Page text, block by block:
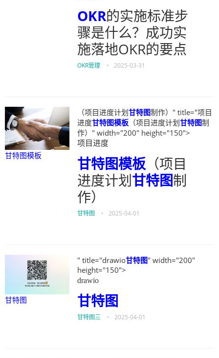
OKR的实施标准步
骤是什么？成功实
施落地OKR的要点
OKR管理 • 2025-03-31
甘特图模板
（项目进度计划甘特图制作）" title="项目
进度甘特图模板 （项目进度计划甘特图制
作）" width="200" height="150">
项目进度
甘特图模板（项目
进度计划甘特图制
作）
甘特图 • 2025-04-01
甘特图
" title="drawio甘特图" width="200"
height="150">
drawio
甘特图
甘特图三 • 2025-04-01